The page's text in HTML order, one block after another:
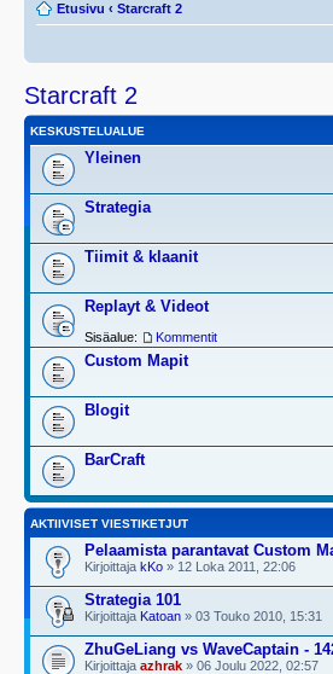
Etusivu ‹ Starcraft 2
Starcraft 2
KESKUSTELUALUE
Yleinen
Strategia
Tiimit & klaanit
Replayt & Videot
Sisäalue: Kommentit
Custom Mapit
Blogit
BarCraft
AKTIIVISET VIESTIKETJUT
Pelaamista parantavat Custom
Kirjoittaja kKo » 12 Loka 2011, 22:06
Strategia 101
Kirjoittaja Katoan » 03 Touko 2010, 15:31
ZhuGeLiang vs WaveCaptain -
Kirjoittaja azhrak » 06 Joulu 2022, 02:57